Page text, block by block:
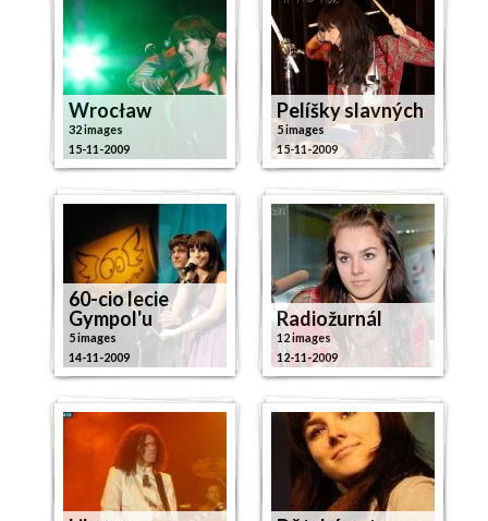
Wrocław
32 images
15-11-2009
Pelíšky slavných
5 images
15-11-2009
60-cio lecie
Gympol'u
5 images
14-11-2009
Radiožurnál
12 images
12-11-2009